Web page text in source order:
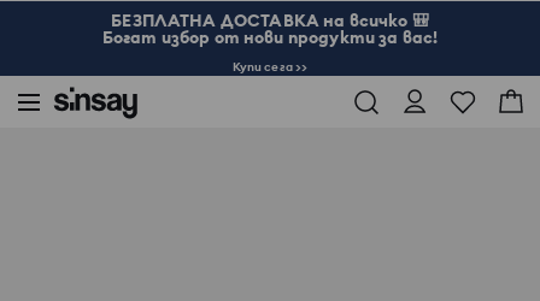
БЕЗПЛАТНА ДОСТАВКА на всичко 🎒
Богат избор от нови продукти за вас!
Купи сега >>